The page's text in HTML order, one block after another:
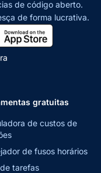
de código aberto.
de forma lucrativa.
gratuitas
de custos de
de fusos horários
tarefas